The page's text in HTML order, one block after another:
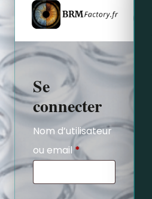
Se
connecter
Nom d’utilisateur
ou email*